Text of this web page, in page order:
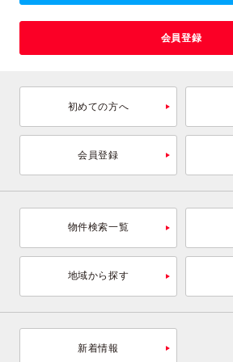
会員登録
初めての方へ
会員登録
物件検索一覧
地域から探す
新着情報